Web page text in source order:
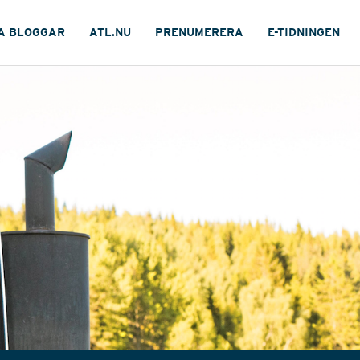
BLOGGAR ATL.NU PRENUMERERA E-TIDNINGEN